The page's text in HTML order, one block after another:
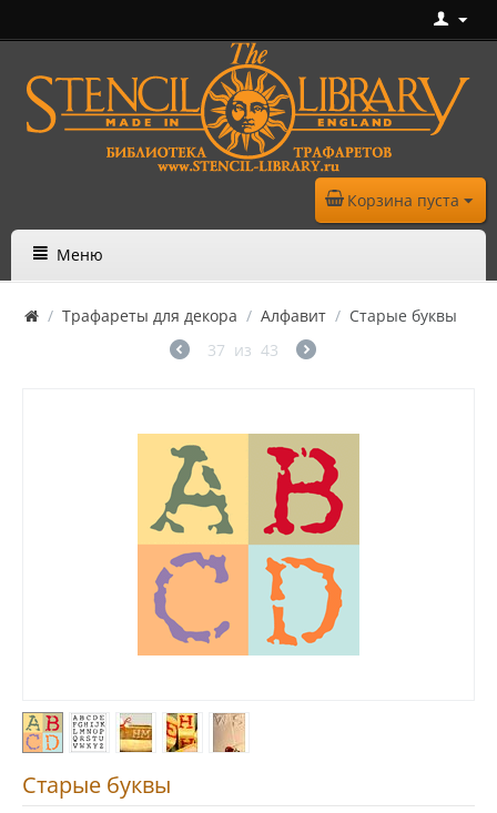
Корзина пуста
Меню
/ Трафареты для декора / Алфавит / Старые буквы
37 из 43
Старые буквы